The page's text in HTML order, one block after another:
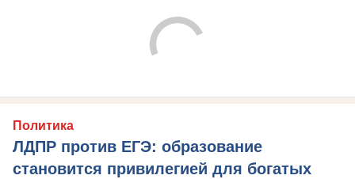
Политика
ЛДПР против ЕГЭ: образование
становится привилегией для богатых